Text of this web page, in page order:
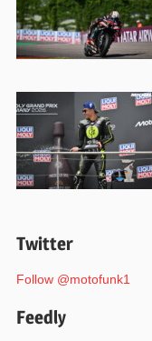
Twitter
Follow @motofunk1
Feedly